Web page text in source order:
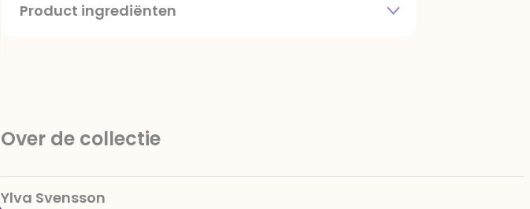
Product ingrediënten
beïnvloeden, E133, E151. Chocolade bevat ten minste 34%
en droog bewaren.
Over de collectie
Ylva Svensson